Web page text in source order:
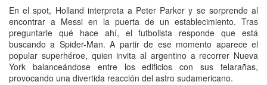
En el spot, Holland interpreta a Peter Parker y se sorprende al
encontrar a Messi en la puerta de un establecimiento. Tras
preguntarle qué hace ahí, el futbolista responde que está
buscando a Spider-Man. A partir de ese momento aparece el
popular superhéroe, quien invita al argentino a recorrer Nueva
York balanceándose entre los edificios con sus telarañas,
provocando una divertida reacción del astro sudamericano.